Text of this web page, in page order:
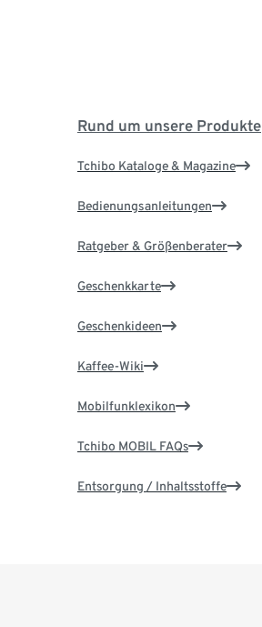
Rund um unsere Produkte
Tchibo Kataloge & Magazine
Bedienungsanleitungen
Ratgeber & Größenberater
Geschenkkarte
Geschenkideen
Kaffee-Wiki
Mobilfunklexikon
Tchibo MOBIL FAQs
Entsorgung / Inhaltsstoffe